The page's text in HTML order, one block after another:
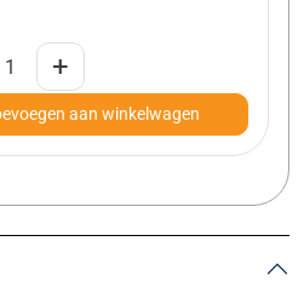
+
aan winkelwagen